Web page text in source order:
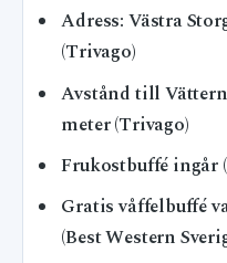
Adress: Västra
(Trivago)
Avstånd till
meter (Trivago)
Frukostbuffé ingår
Gratis våffelbuffé
(Best Western